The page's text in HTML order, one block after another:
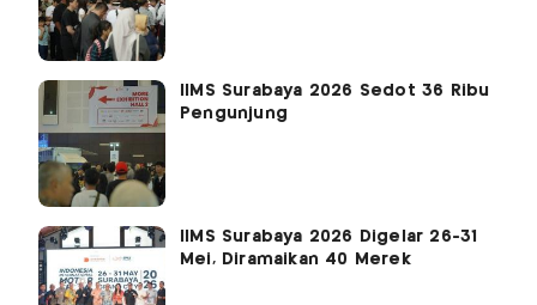
IIMS Surabaya 2026 Sedot 36 Ribu
Pengunjung
IIMS Surabaya 2026 Digelar 26-31
Mei, Diramaikan 40 Merek